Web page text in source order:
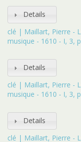
Details
clé | Maillart, Pierre -
musique - 1610 - I, 3,
Details
clé | Maillart, Pierre -
musique - 1610 - I, 3,
Details
clé | Maillart, Pierre -